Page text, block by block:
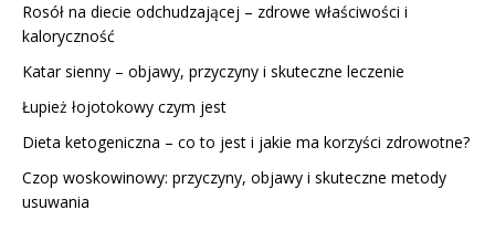
Rosół na diecie odchudzającej – zdrowe właściwości i
kaloryczność
Katar sienny – objawy, przyczyny i skuteczne leczenie
Łupież łojotokowy czym jest
Dieta ketogeniczna – co to jest i jakie ma korzyści zdrowotne?
Czop woskowinowy: przyczyny, objawy i skuteczne metody
usuwania